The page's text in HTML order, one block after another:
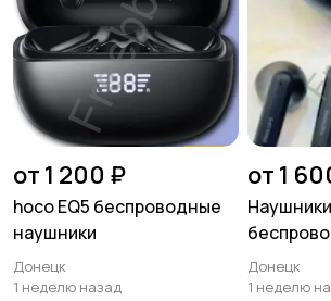
от 1 200 ₽
hoco EQ5 беспроводные
наушники
Донецк
1 неделю назад
от 1
Донецк
1 неделю